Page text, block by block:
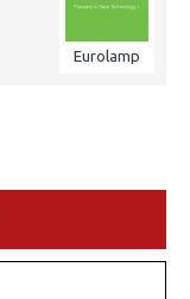
Eurolamp